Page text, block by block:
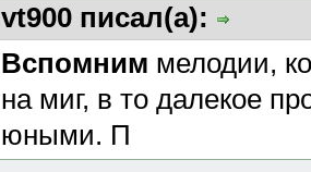
vt900 писал(а):
Вспомним мелодии,
на миг, в то далекое
юными. П